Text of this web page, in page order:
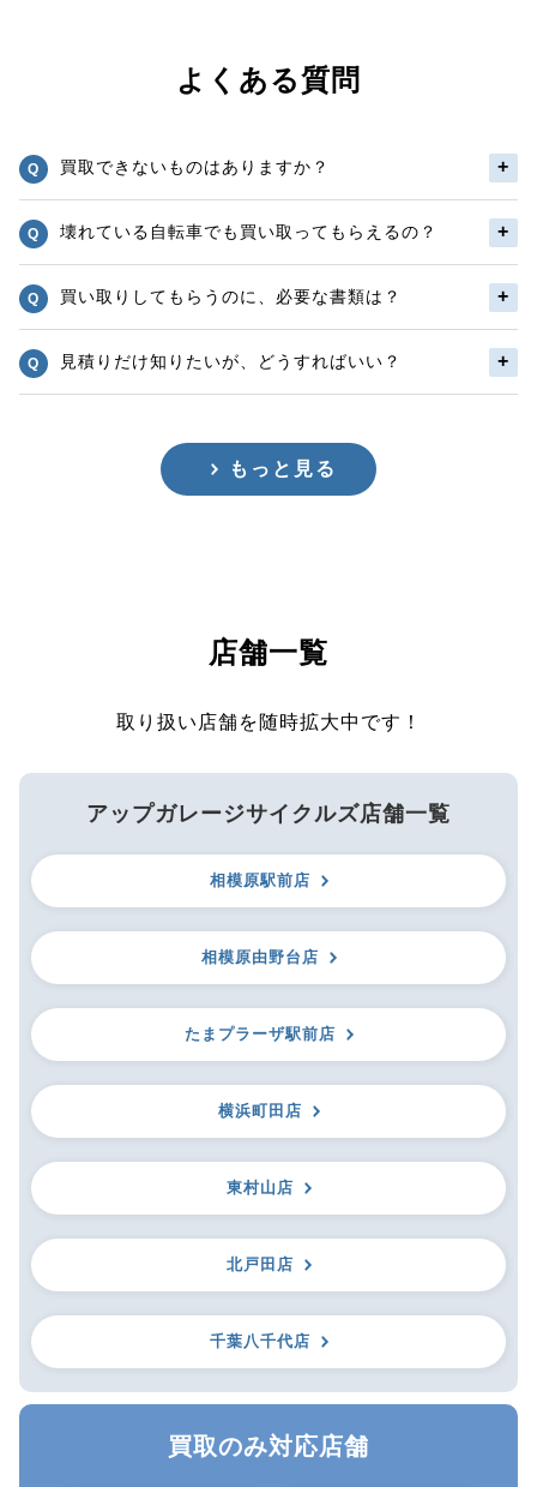
よくある質問
買取できないものはありますか？
壊れている自転車でも買い取ってもらえるの？
買い取りしてもらうのに、必要な書類は？
見積りだけ知りたいが、どうすればいい？
もっと見る
店舗一覧
取り扱い店舗を随時拡大中です！
アップガレージサイクルズ店舗一覧
相模原駅前店
相模原由野台店
たまプラーザ駅前店
横浜町田店
東村山店
北戸田店
千葉八千代店
買取のみ対応店舗